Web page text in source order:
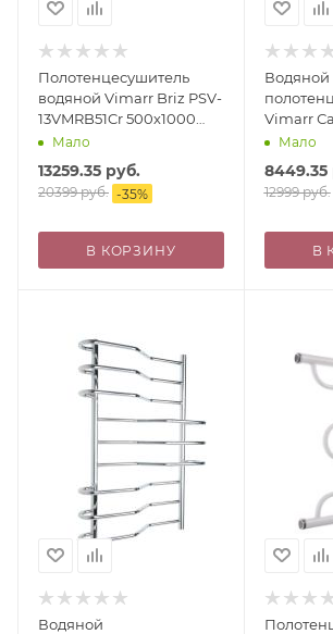
Полотенцесушитель
водяной Vimarr Briz PSV-
13VMRB51Cr 500х1000
лесенка, с фитингами в
комплекте, хром
Мало
13259.35 руб.
20399руб. -35%
В КОРЗИНУ
Водяной
Vimarr
500x800
хром
Мало
8449.35
12999руб.
В
Водяной